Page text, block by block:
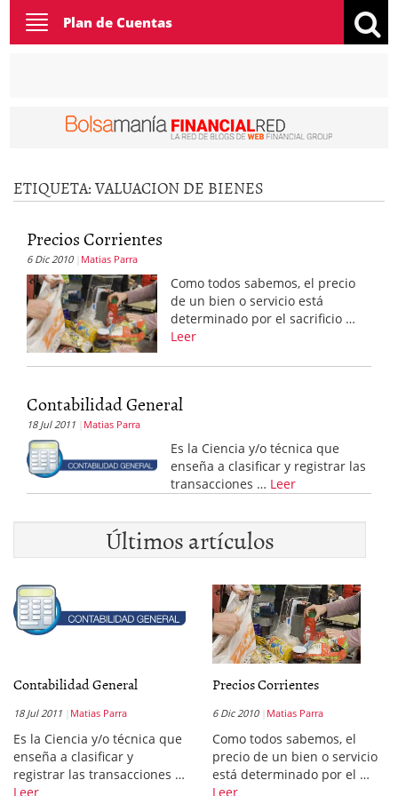
Toggle
navigation
Plan de Cuentas
ETIQUETA:VALUACION DE BIENES
Precios Corrientes
6 Dic 2010 Matias Parra
Como todos sabemos, el precio
de un bien o servicio está
determinado por el sacrificio …
Leer
Contabilidad General
18 Jul 2011 Matias Parra
Es la Ciencia y/o técnica que
enseña a clasificar y registrar las
transacciones … Leer
Últimos artículos
Contabilidad General
18 Jul 2011 Matias Parra
Es la Ciencia y/o técnica que
enseña a clasificar y
registrar las transacciones …
Leer
Precios Corrientes
6 Dic 2010 Matias Parra
Como todos sabemos, el
precio de un bien o servicio
está determinado por el …
Leer